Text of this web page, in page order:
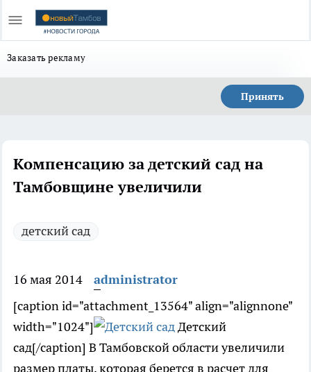
Заказать рекламу
Принять
Компенсацию за детский сад на
Тамбовщине увеличили
детский сад
16 мая 2014
administrator
[caption id="attachment_13564" align="alignnone"
width="1024"]
Детский
сад[/caption] В Тамбовской области увеличили
размер платы, которая берется в расчет для